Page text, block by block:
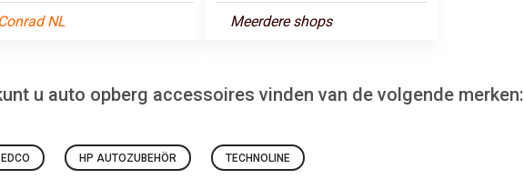
Conrad NL Meerdere shops
u auto opberg accessoires vinden van de volgende merken:
EDCO HP AUTOZUBEHÖR TECHNOLINE